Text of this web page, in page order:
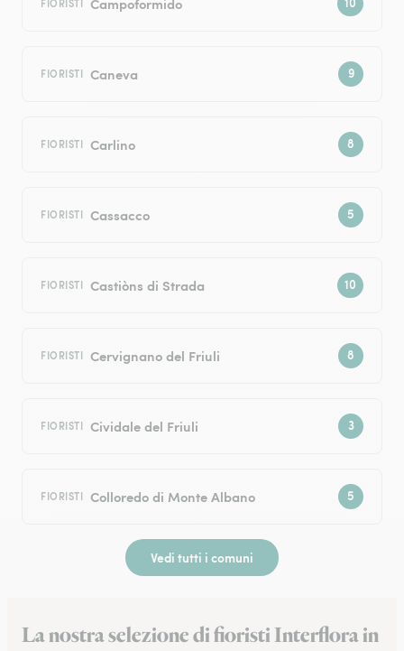
FIORISTI
FIORISTI Caneva
FIORISTI Carlino
FIORISTI Cassacco
FIORISTI Castiòns di Strada
FIORISTI Cervignano del Friuli
FIORISTI Cividale del Friuli
FIORISTI Colloredo di Monte Albano
Vedi tutti i comuni
La nostra selezione di fioristi Interflora in